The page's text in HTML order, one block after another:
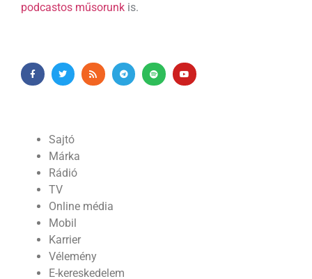
podcastos műsorunk is.
Sajtó
Márka
Rádió
TV
Online média
Mobil
Karrier
Vélemény
E-kereskedelem